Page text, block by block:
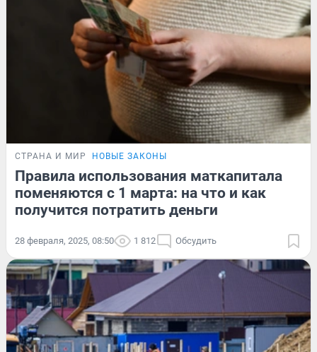
СТРАНА И МИР НОВЫЕ ЗАКОНЫ
Правила использования маткапитала
поменяются с 1 марта: на что и как
получится потратить деньги
28 февраля, 2025, 08:50 1 812 Обсудить